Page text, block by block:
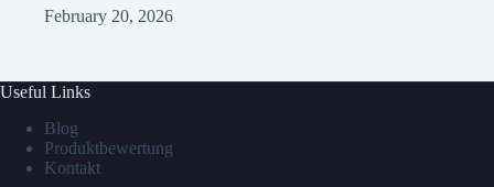
February 20, 2026
Useful Links
Blog
Produktbewertung
Kontakt